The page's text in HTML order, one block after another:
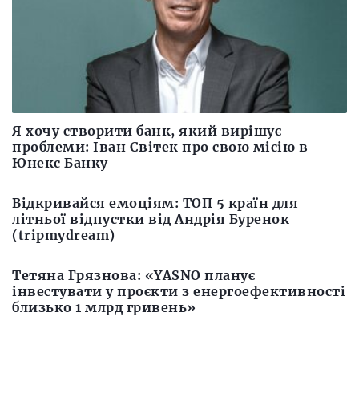
Я хочу створити банк, який вирішує
проблеми: Іван Світек про свою місію в
Юнекс Банку
Відкривайся емоціям: ТОП 5 країн для
літньої відпустки від Андрія Буренок
(tripmydream)
Тетяна Грязнова: «YASNO планує
інвестувати у проєкти з енергоефективності
близько 1 млрд гривень»